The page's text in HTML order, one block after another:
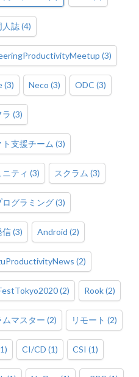
人誌(4)
(3)
(3) Neco (3) ODC (3)
ラ (3)
ト支援チーム (3)
ニティ (3) スクラム (3)
ログラミング(3)
信(3) Android (2)
(2)
(2) Rook(2)
ムマスター (2) リモート (2)
1) CI/CD (1) CSI (1)